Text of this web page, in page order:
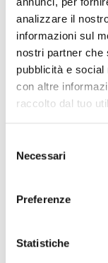
analizzare il
informazioni sul
nostri partner che
pubblicità e
con altre
raccolto dal tuo
delNecessari
Preferenze
Statistiche
Il Forum
oltre 40 Città,
italiane, il cui
nel nostro
Cerca